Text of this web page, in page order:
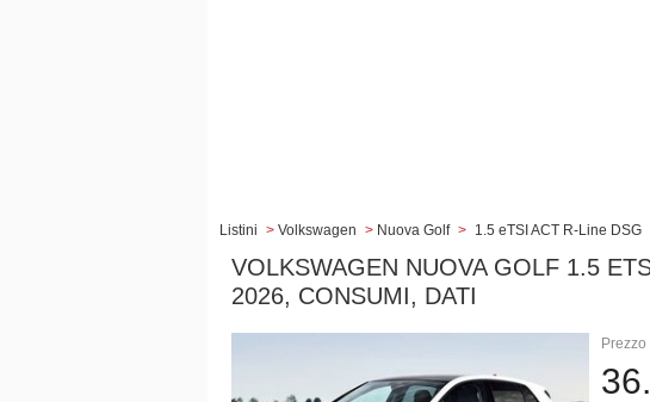
Listini > Volkswagen > Nuova Golf > 1.5 eTSI ACT R-Line DSG
VOLKSWAGEN NUOVA GOLF 1.5
2026, CONSUMI, DATI